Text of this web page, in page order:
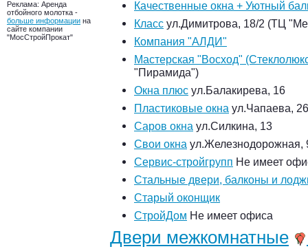
Реклама: Аренда
отбойного молотка -
больше информации на
сайте компании
"МосСтройПрокат"
Качественные окна + Уютный
Класс ул.Димитрова, 18/2 (ТЦ
Компания "АЛДИ"
Мастерская "Восход"
"Пирамида")
Окна плюс ул.Балакирева, 16
Пластиковые окна ул.Чапаева,
Саров окна ул.Силкина, 13
Свои окна ул.Железнодорожная,
Сервис-стройгрупп Не имеет
Стальные двери, балконы и
Старый оконщик
СтройДом Не имеет офиса
Двери межкомнатные